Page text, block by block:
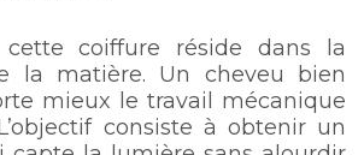
coiffure réside dans la
la matière. Un cheveu bien
mieux le travail mécanique
consiste à obtenir un